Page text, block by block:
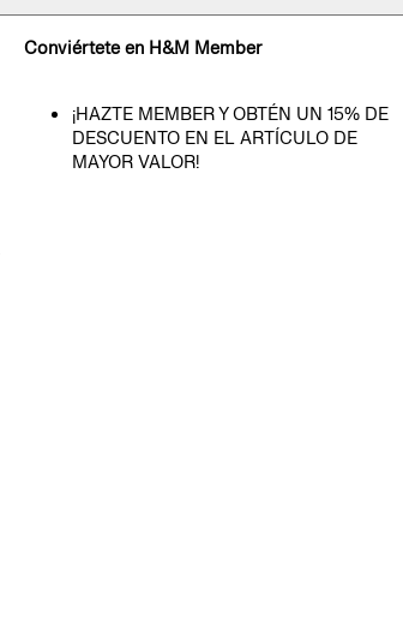
Conviértete en H&M Member
¡HAZTE MEMBER Y OBTÉN UN 15% DE
DESCUENTO EN EL ARTÍCULO DE
MAYOR VALOR!